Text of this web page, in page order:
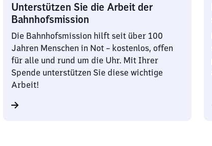
Unterstützen Sie die Arbeit der
Bahnhofsmission
Die Bahnhofsmission hilft seit über 100
Jahren Menschen in Not – kostenlos, offen
für alle und rund um die Uhr. Mit Ihrer
Spende unterstützen Sie diese wichtige
Arbeit!